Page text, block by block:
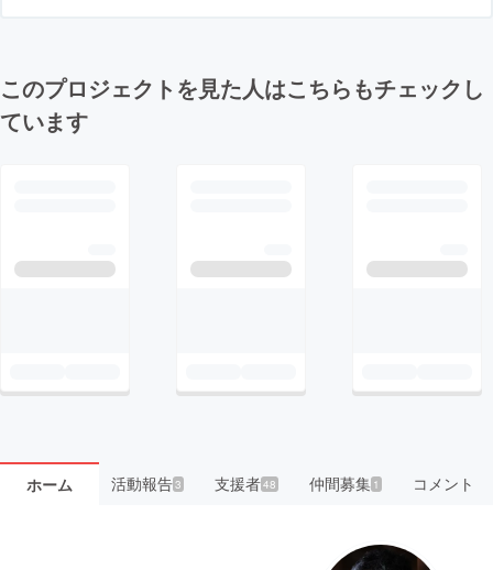
このプロジェクトを見た人はこちらもチェックし
ています
ホーム 活動報告3 支援者48 仲間募集 1 コメント